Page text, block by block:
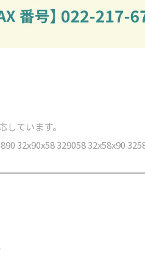
ています。
32x90x58 329058 32x58x90